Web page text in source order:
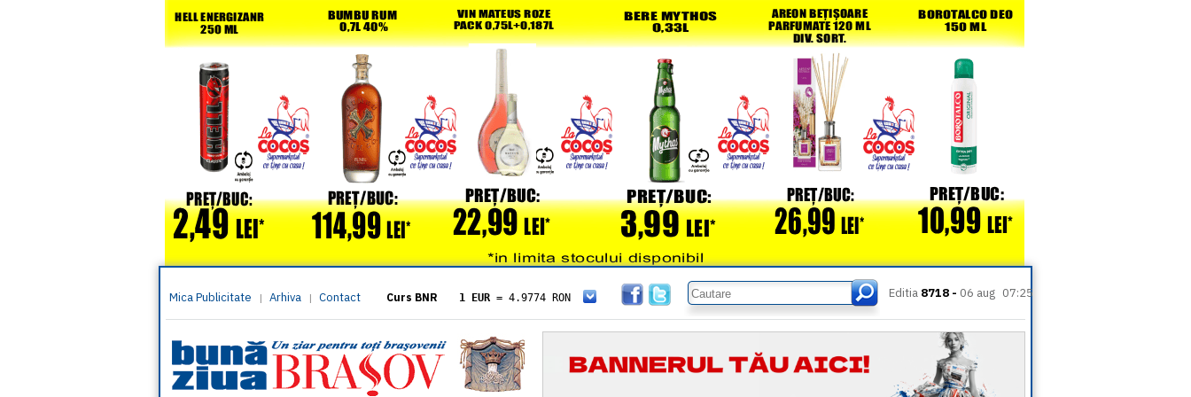
Mica Publicitate | Arhiva | Contact Curs BNR 1 EUR = 4.9774 RON
= 5.8304 RON
1 XAU= 464.4611 RON
1 AED= 1.1933 RON
1 AUD= 2.7957 RON
1 BGN= 2.5449 RON
Editia 8718 - 06 aug 07:25